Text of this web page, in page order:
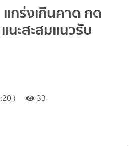
กร่งเกินคาด กด
ะสะสมแนวรับ
)
33